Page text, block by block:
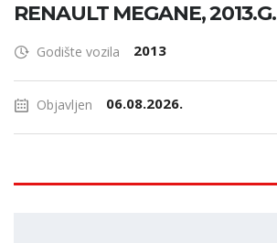
RENAULT MEGANE, 2013.G.
Godište vozila 2013
Objavljen 06.08.2026.